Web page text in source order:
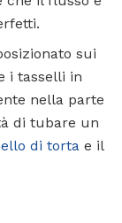
sui
i tasselli in
nella parte
di tubare un
di torta e il